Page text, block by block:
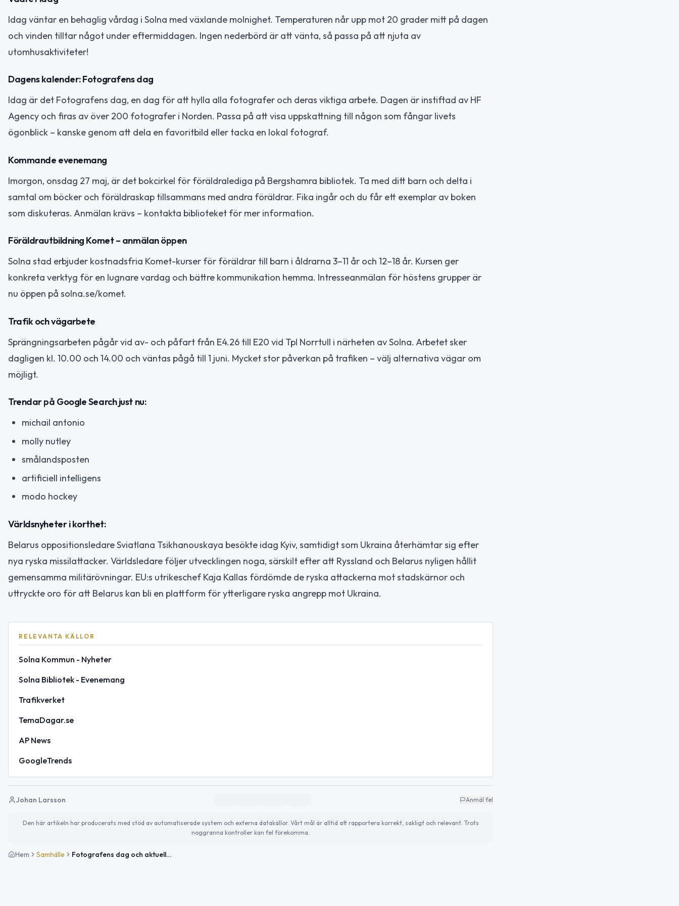
Idag väntar en behaglig vårdag i Solna med växlande molnighet. Temperaturen når upp mot 20 grader mitt på dagen
och vinden tilltar något under eftermiddagen. Ingen nederbörd är att vänta, så passa på att njuta av
utomhusaktiviteter!
Dagens kalender: Fotografens dag
Idag är det Fotografens dag, en dag för att hylla alla fotografer och deras viktiga arbete. Dagen är instiftad av HF
Agency och firas av över 200 fotografer i Norden. Passa på att visa uppskattning till någon som fångar livets
ögonblick – kanske genom att dela en favoritbild eller tacka en lokal fotograf.
Kommande evenemang
Imorgon, onsdag 27 maj, är det bokcirkel för föräldralediga på Bergshamra bibliotek. Ta med ditt barn och delta i
samtal om böcker och föräldraskap tillsammans med andra föräldrar. Fika ingår och du får ett exemplar av boken
som diskuteras. Anmälan krävs – kontakta biblioteket för mer information.
Föräldrautbildning Komet – anmälan öppen
Solna stad erbjuder kostnadsfria Komet-kurser för föräldrar till barn i åldrarna 3–11 år och 12–18 år. Kursen ger
konkreta verktyg för en lugnare vardag och bättre kommunikation hemma. Intresseanmälan för höstens grupper är
nu öppen på solna.se/komet.
Trafik och vägarbete
Sprängningsarbeten pågår vid av- och påfart från E4.26 till E20 vid Tpl Norrtull i närheten av Solna. Arbetet sker
dagligen kl. 10.00 och 14.00 och väntas pågå till 1 juni. Mycket stor påverkan på trafiken – välj alternativa vägar om
möjligt.
Trendar på Google Search just nu:
michail antonio
molly nutley
smålandsposten
artificiell intelligens
modo hockey
Världsnyheter i korthet:
Belarus oppositionsledare Sviatlana Tsikhanouskaya besökte idag Kyiv, samtidigt som Ukraina återhämtar sig efter
nya ryska missilattacker. Världsledare följer utvecklingen noga, särskilt efter att Ryssland och Belarus nyligen hållit
gemensamma militärövningar. EU:s utrikeschef Kaja Kallas fördömde de ryska attackerna mot stadskärnor och
uttryckte oro för att Belarus kan bli en plattform för ytterligare ryska angrepp mot Ukraina.
RELEVANTA KÄLLOR
Solna Kommun - Nyheter
Solna Bibliotek - Evenemang
Trafikverket
TemaDagar.se
AP News
GoogleTrends
Johan Larsson Anmäl fel
Den här artikeln har producerats med stöd av automatiserade system och externa datakällor. Vårt mål är alltid att rapportera korrekt, sakligt och relevant. Trots
noggranna kontroller kan fel förekomma.
Hem Samhälle Fotografens dag och aktuella händelser i Solna